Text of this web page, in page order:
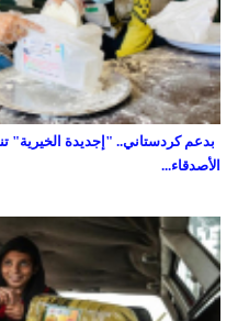
بدعم كردستاني.. "إجديدة الخيرية"
الأصدقاء...